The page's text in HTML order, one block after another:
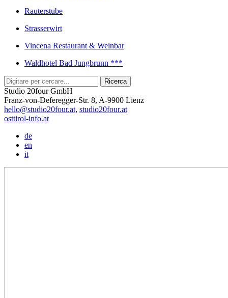
Rauterstube
Strasserwirt
Vincena Restaurant & Weinbar
Waldhotel Bad Jungbrunn ***
Studio 20four GmbH
Franz-von-Deferegger-Str. 8, A-9900 Lienz
hello@studio20four.at, studio20four.at
osttirol-info.at
de
en
it